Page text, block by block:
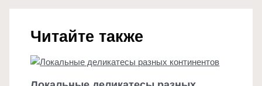
Читайте также